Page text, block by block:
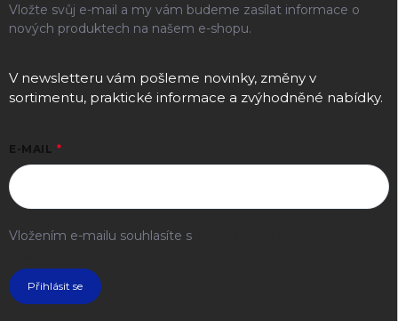
Vložte svůj e-mail a my vám budeme zasílat informace o
nových produktech na našem e-shopu.
V newsletteru vám pošleme novinky, změny v
sortimentu, praktické informace a zvýhodněné nabídky.
E-MAIL
Vložením e-mailu souhlasíte s
Přihlásit se